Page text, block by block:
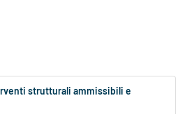
strutturali ammissibili e